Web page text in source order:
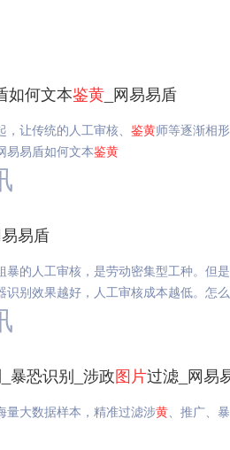
如何文本鉴黄 _网易易盾
，让传统的人工审核、 鉴黄师等逐渐相
易易盾如何文本鉴黄
易盾
暴的人工审核，是劳动密集型工种。但
识别效果越好，人工审核成本越低。怎
暴恐识别_涉政图片过滤_网易
量大数据样本，精准过滤涉黄、推广、